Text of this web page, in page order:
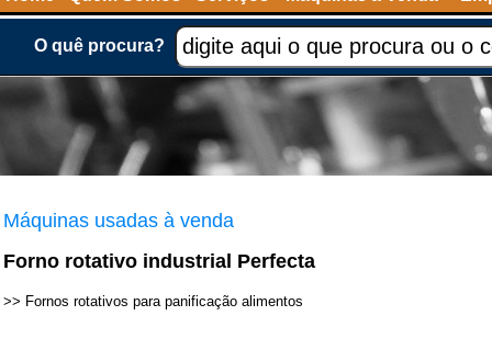
O quê procura?
Máquinas usadas à venda
Forno rotativo industrial Perfecta
>> Fornos rotativos para panificação alimentos